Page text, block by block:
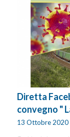
Diretta
convegno "
13 Ottobre 2020